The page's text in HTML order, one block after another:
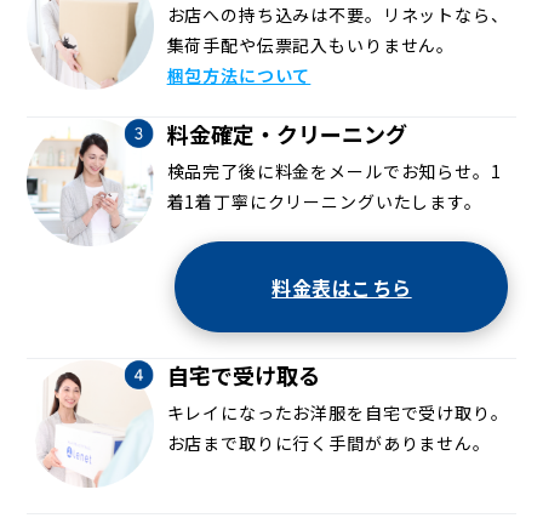
お店への持ち込みは不要。リネットなら、
集荷手配や伝票記入もいりません。
梱包方法について
料金確定・クリーニング
検品完了後に料金をメールでお知らせ。1
着1着丁寧にクリーニングいたします。
料金表はこちら
自宅で受け取る
キレイになったお洋服を自宅で受け取り。
お店まで取りに行く手間がありません。